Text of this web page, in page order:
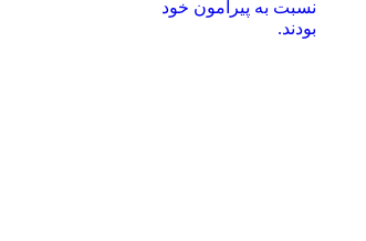
نسبت به پیرامون خود
بودند.